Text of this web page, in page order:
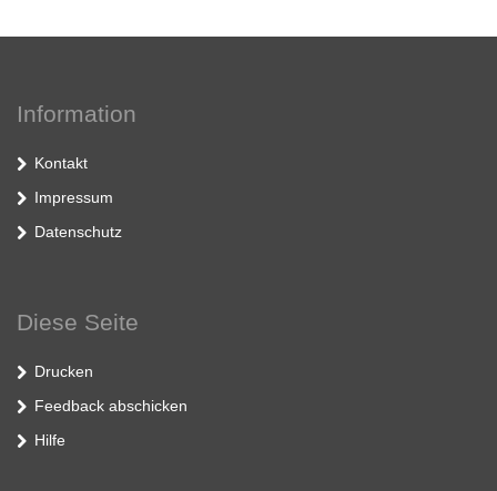
Information
Kontakt
Impressum
Datenschutz
Diese Seite
Drucken
Feedback abschicken
Hilfe